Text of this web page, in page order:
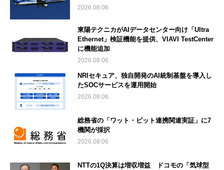
2026.08.06
東陽テクニカがAIデータセンター向け「Ultra
Ethernet」検証機能を提供、VIAVI TestCenter
に機能追加
2026.08.06
NRIセキュア、独自開発のAI統制基盤を導入し
たSOCサービスを運用開始
2026.08.06
総務省の「ワット・ビット連携関連実証」に7
機関が採択
2026.08.06
NTTの1Q決算は増収増益 ドコモの「気球型